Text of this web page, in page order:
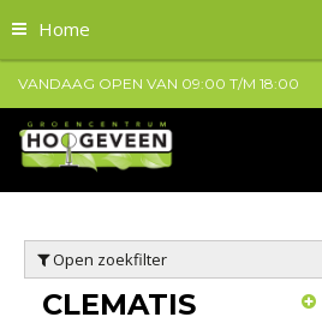
Home
VANDAAG OPEN VAN 09:00 T/M 18:00
Open zoekfilter
CLEMATIS